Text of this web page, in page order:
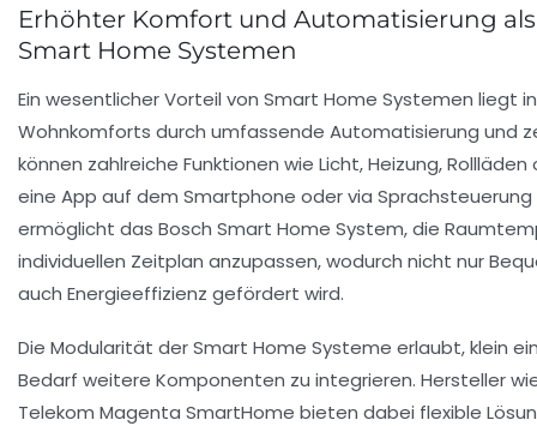
Erhöhter Komfort und Automatisierung
Smart Home Systemen
Ein wesentlicher Vorteil von Smart Home Systemen liegt
Wohnkomforts durch umfassende Automatisierung und
können zahlreiche Funktionen wie Licht, Heizung,
eine App auf dem Smartphone oder via Sprachsteuerung
ermöglicht das Bosch Smart Home System, die
individuellen Zeitplan anzupassen, wodurch nicht nur
auch Energieeffizienz gefördert wird.
Die Modularität der Smart Home Systeme erlaubt, klein
Bedarf weitere Komponenten zu integrieren. Hersteller
Telekom Magenta SmartHome bieten dabei flexible